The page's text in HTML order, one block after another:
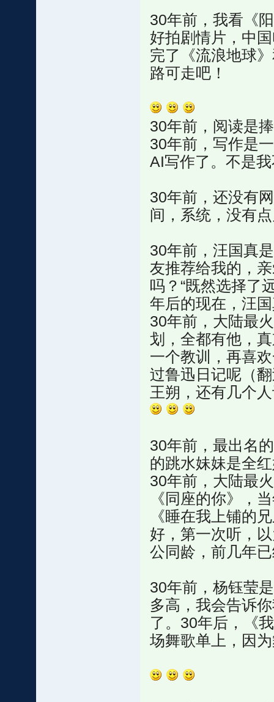
30年前，我看《
好拍剧情片，中
完了《流浪地球
路可走吧！
30年前，阅读是
30年前，写作是
AI写作了。不是
30年前，还没有
间，系统，没有
30年前，汪国真
友推荐给我的，
吗？“既然选择了
年后的现在，汪
30年前，大陆最
划，全都有他，
一个教训，再喜
过鲁迅日记呢（
王朔，还有几个
30年前，最出名
的跳水妹妹是全
30年前，大陆最
《同座的你》，
《睡在我上铺的
好，第一次听，
公同龄，前几年
30年前，杨钰莹
多高，我会告诉
了。30年后，《
场舞歌单上，因